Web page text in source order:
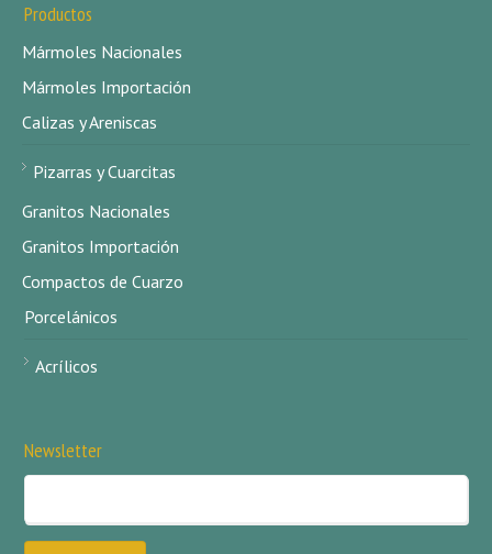
Productos
Mármoles Nacionales
Mármoles Importación
Calizas y Areniscas
Pizarras y Cuarcitas
Granitos Nacionales
Granitos Importación
Compactos de Cuarzo
Porcelánicos
Acrílicos
Newsletter